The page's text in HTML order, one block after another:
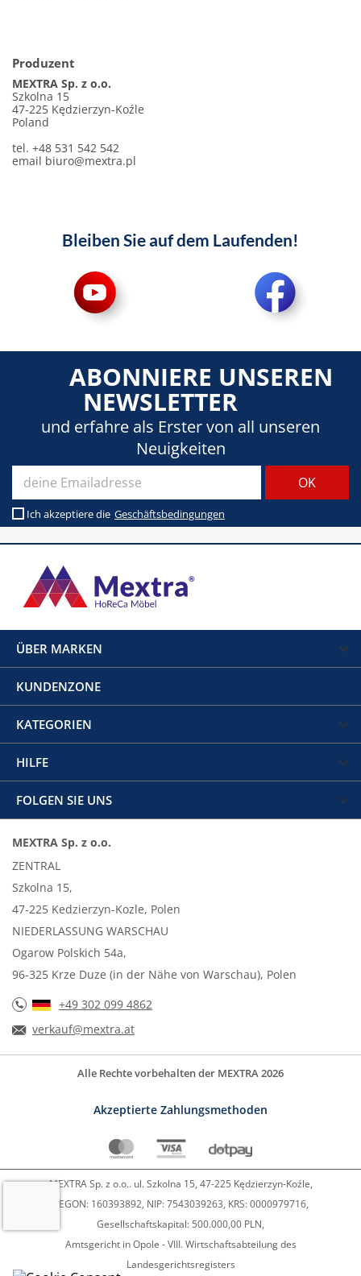
Produzent
MEXTRA Sp. z o.o.
Szkolna 15
47-225 Kędzierzyn-Koźle
Poland
tel. +48 531 542 542
email biuro@mextra.pl
Bleiben Sie auf dem Laufenden!
ABONNIERE UNSEREN
NEWSLETTER
und erfahre als Erster von all unseren
Neuigkeiten
Ich akzeptiere die Geschäftsbedingungen
ÜBER MARKEN
KUNDENZONE
KATEGORIEN
HILFE
FOLGEN SIE UNS
MEXTRA Sp. z o.o.
ZENTRAL
Szkolna 15,
47-225 Kedzierzyn-Kozle, Polen
NIEDERLASSUNG WARSCHAU
Ogarow Polskich 54a,
96-325 Krze Duze (in der Nähe von Warschau), Polen
+49 302 099 4862
verkauf@mextra.at
Alle Rechte vorbehalten der MEXTRA 2026
Akzeptierte Zahlungsmethoden
MEXTRA Sp. z o.o.. ul. Szkolna 15, 47-225 Kędzierzyn-Koźle,
REGON: 160393892, NIP: 7543039263, KRS: 0000979716,
Gesellschaftskapital: 500.000,00 PLN,
Amtsgericht in Opole - VIII. Wirtschaftsabteilung des
Landesgerichtsregisters